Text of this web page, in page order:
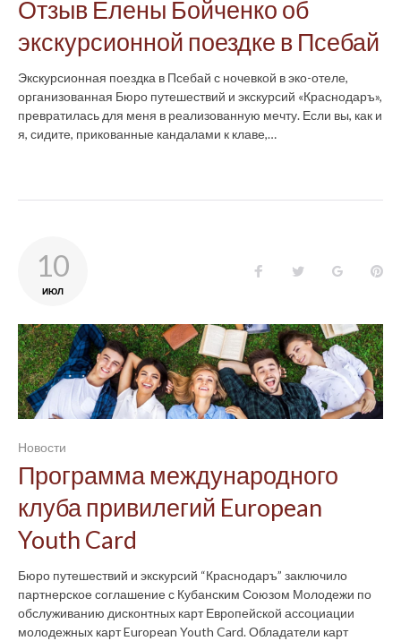
Отзыв Елены Бойченко об
экскурсионной поездке в Псебай
Экскурсионная поездка в Псебай с ночевкой в эко-отеле,
организованная Бюро путешествий и экскурсий «Краснодаръ»,
превратилась для меня в реализованную мечту. Если вы, как и
я, сидите, прикованные кандалами к клаве,…
10
ИЮЛ
FacebookTwitter Google+
Новости
Программа международного
клуба привилегий European
Youth Card
Бюро путешествий и экскурсий “Краснодаръ” заключило
партнерское соглашение с Кубанским Союзом Молодежи по
обслуживанию дисконтных карт Европейской ассоциации
молодежных карт European Youth Card. Обладатели карт